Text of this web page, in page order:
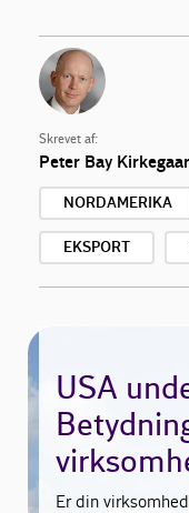
Skrevet af:
Peter Bay
NORDAMERIKA
EKSPORT
USA
Er din